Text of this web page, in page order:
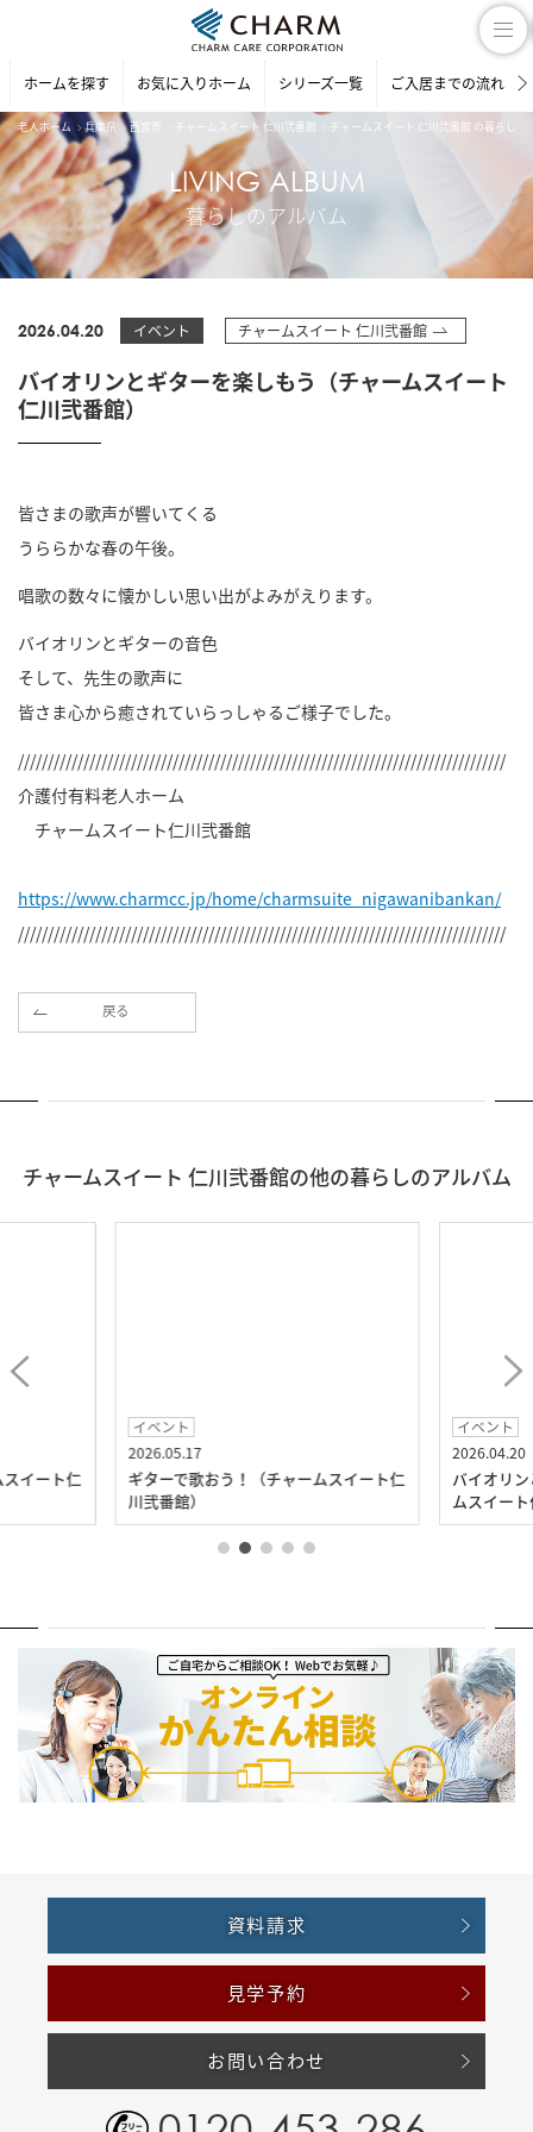
ホームを探す お気に入りホーム シリーズ一覧 ご入居までの流れ
老人ホーム 兵庫県 西宮市 チャームスイート 仁川弐番館 チャームスイート 仁川弐番館 の暮らしの
LIVING ALBUM
暮らしのアルバム
2026.04.20 イベント チャームスイート 仁川弐番館
バイオリンとギターを楽しもう（チャームスイート
仁川弐番館）
皆さまの歌声が響いてくる
うららかな春の午後。
唱歌の数々に懐かしい思い出がよみがえります。
バイオリンとギターの音色
そして、先生の歌声に
皆さま心から癒されていらっしゃるご様子でした。
//////////////////////////////////////////////////////////////////////////////////
介護付有料老人ホーム
チャームスイート仁川弐番館
https://www.charmcc.jp/home/charmsuite_nigawanibankan/
//////////////////////////////////////////////////////////////////////////////////
戻る
チャームスイート 仁川弐番館の他の暮らしのアルバム
イート仁
イベント
2026.05.17
ギターで歌おう！（チャームスイート仁
川弐番館）
イベント
2026.04.20
バイオリ
ムスイー
資料請求
見学予約
お問い合わせ